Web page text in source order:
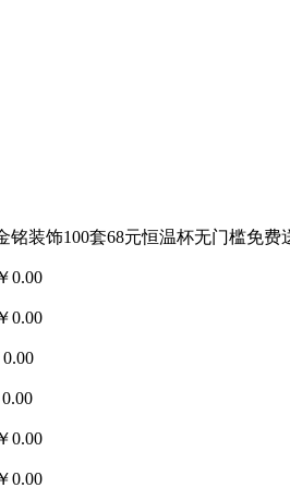
铭装饰100套68元恒温杯无门槛免费
0.00
0.00
0.00
0.00